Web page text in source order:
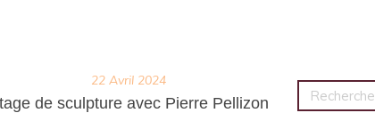
22 Avril 2024
de sculpture avec Pierre Pellizon
Rechercher